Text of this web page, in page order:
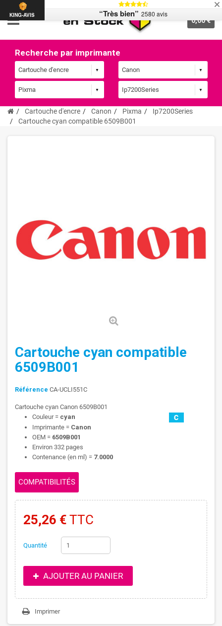
0,00 €
Recherche par imprimante
Cartouche d'encre Canon Pixma
Ip7200Series
Cartouche cyan compatible 6509B001
Cartouche cyan compatible
6509B001
Référence CA-UCLI551C
Cartouche cyan Canon 6509B001
Couleur = cyan
Imprimante = Canon
OEM = 6509B001
Environ 332 pages
Contenance (en ml) = 7.0000
COMPATIBILITÉS
25,26 € TTC
Quantité
AJOUTER AU PANIER
Imprimer
KING-AVIS “Très bien” 2580 avis